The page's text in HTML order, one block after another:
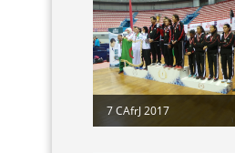
7 CAfrJ 2017